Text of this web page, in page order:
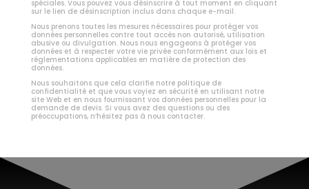
spéciales. Vous pouvez vous désinscrire à tout moment en cliquant
sur le lien de désinscription inclus dans chaque e-mail.
Nous prenons toutes les mesures nécessaires pour protéger vos
données personnelles contre tout accès non autorisé, utilisation
abusive ou divulgation. Nous nous engageons à protéger vos
données et à respecter votre vie privée conformément aux lois et
réglementations applicables en matière de protection des
données.
Nous souhaitons que cela clarifie notre politique de
confidentialité et que vous voyiez en sécurité en utilisant notre
site Web et en nous fournissant vos données personnelles pour la
demande de devis. Si vous avez des questions ou des
préoccupations, n’hésitez pas à nous contacter.